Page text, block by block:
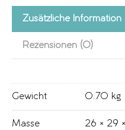
Zusätzliche Information
Rezensionen (0)
Gewicht 0.70 kg
Masse 26 × 29